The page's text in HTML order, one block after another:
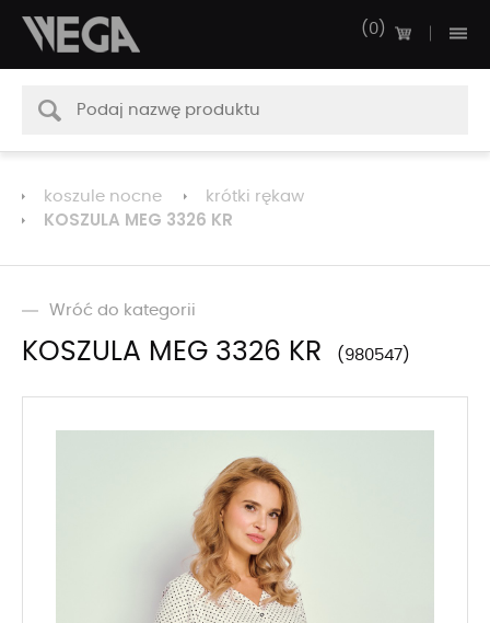
0
koszule nocne krótki rękaw
KOSZULA MEG 3326 KR
Wróć do kategorii
KOSZULA MEG 3326 KR 980547